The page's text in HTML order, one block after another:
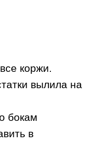
коржи.
вылила на
бокам
в